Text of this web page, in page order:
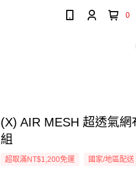
0
(X) AIR MESH 超透氣
組
超取滿NT$1,200免運 國家/地區配送